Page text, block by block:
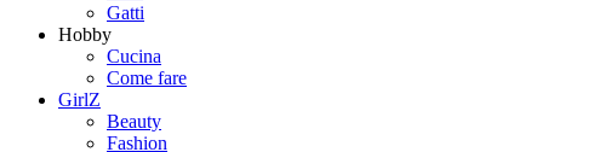
Gatti
Hobby
Cucina
Come fare
GirlZ
Beauty
Fashion